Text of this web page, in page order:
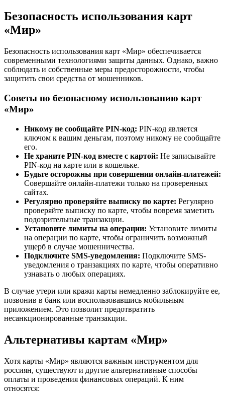
Безопасность использования карт
«Мир»
Безопасность использования карт «Мир» обеспечивается
современными технологиями защиты данных. Однако, важно
соблюдать и собственные меры предосторожности, чтобы
защитить свои средства от мошенников.
Советы по безопасному использованию карт
«Мир»
Никому не сообщайте PIN-код: PIN-код является
ключом к вашим деньгам, поэтому никому не сообщайте
его.
Не храните PIN-код вместе с картой: Не записывайте
PIN-код на карте или в кошельке.
Будьте осторожны при совершении онлайн-платежей:
Совершайте онлайн-платежи только на проверенных
сайтах.
Регулярно проверяйте выписку по карте: Регулярно
проверяйте выписку по карте, чтобы вовремя заметить
подозрительные транзакции.
Установите лимиты на операции: Установите лимиты
на операции по карте, чтобы ограничить возможный
ущерб в случае мошенничества.
Подключите SMS-уведомления: Подключите SMS-
уведомления о транзакциях по карте, чтобы оперативно
узнавать о любых операциях.
В случае утери или кражи карты немедленно заблокируйте ее,
позвонив в банк или воспользовавшись мобильным
приложением. Это позволит предотвратить
несанкционированные транзакции.
Альтернативы картам «Мир»
Хотя карты «Мир» являются важным инструментом для
россиян, существуют и другие альтернативные способы
оплаты и проведения финансовых операций. К ним
относятся: